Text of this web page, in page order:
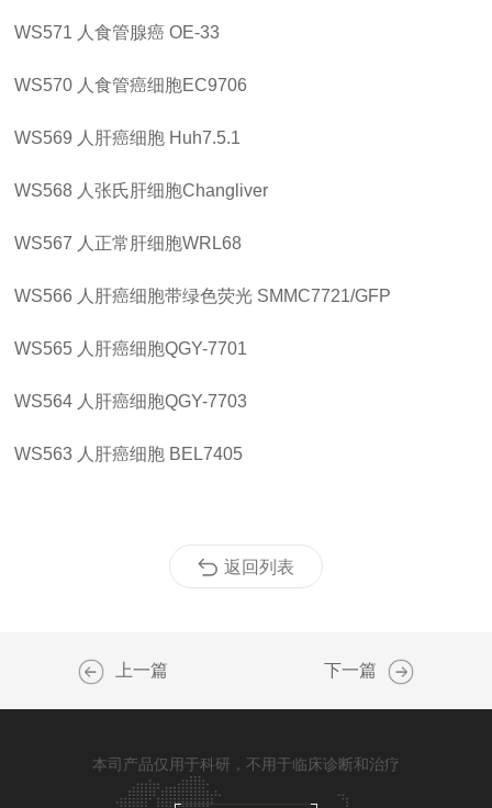
WS571 人食管腺癌 OE-33
WS570 人食管癌细胞EC9706
WS569 人肝癌细胞 Huh7.5.1
WS568 人张氏肝细胞Changliver
WS567 人正常肝细胞WRL68
WS566 人肝癌细胞带绿色荧光 SMMC7721/GFP
WS565 人肝癌细胞QGY-7701
WS564 人肝癌细胞QGY-7703
WS563 人肝癌细胞 BEL7405
返回列表
上一篇 下一篇
本司产品仅用于科研，不用于临床诊断和治疗